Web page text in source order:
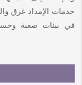
في بيئات صعبة